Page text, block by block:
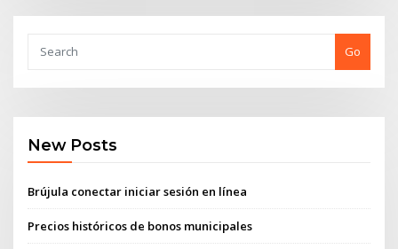
Go
New Posts
Brújula conectar iniciar sesión en línea
Precios históricos de bonos municipales